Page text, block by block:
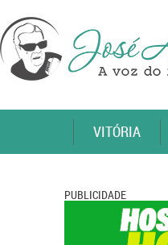
VITÓRIA
PUBLICIDADE